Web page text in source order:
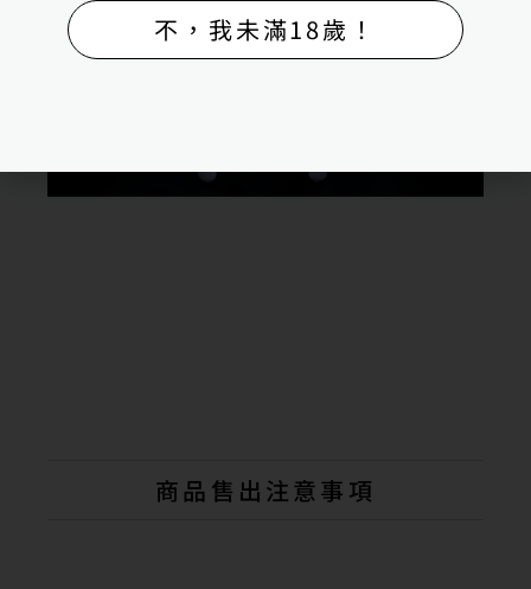
商品售出注意事項
不，我未滿18歲！